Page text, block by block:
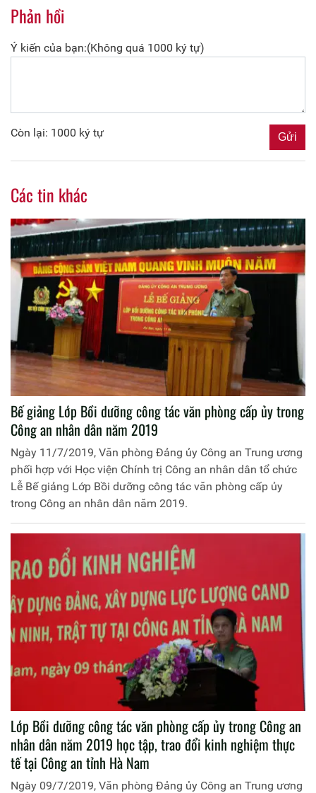
Phản hồi
Ý kiến của bạn:(Không quá 1000 ký tự)
Còn lại: 1000 ký tự
Các tin khác
Bế giảng Lớp Bồi dưỡng công tác văn phòng cấp ủy trong
Công an nhân dân năm 2019
Ngày 11/7/2019, Văn phòng Đảng ủy Công an Trung ương
phối hợp với Học viện Chính trị Công an nhân dân tổ chức
Lễ Bế giảng Lớp Bồi dưỡng công tác văn phòng cấp ủy
trong Công an nhân dân năm 2019.
Lớp Bồi dưỡng công tác văn phòng cấp ủy trong Công an
nhân dân năm 2019 học tập, trao đổi kinh nghiệm thực
tế tại Công an tỉnh Hà Nam
Ngày 09/7/2019, Văn phòng Đảng ủy Công an Trung ương